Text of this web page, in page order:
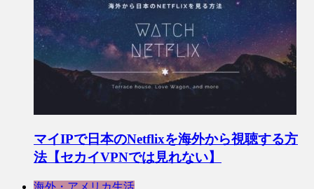
マイIPで日本のNetflixを海外から視聴する方
法【セカイVPNでは見れない】